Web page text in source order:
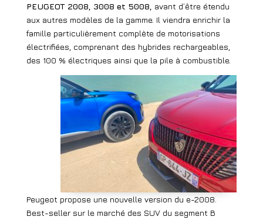
PEUGEOT 2008, 3008 et 5008, avant d’être étendu
aux autres modèles de la gamme. Il viendra enrichir la
famille particulièrement complète de motorisations
électrifiées, comprenant des hybrides rechargeables,
des 100 % électriques ainsi que la pile à combustible.
Peugeot propose une nouvelle version du e-2008.
Best-seller sur le marché des SUV du segment B